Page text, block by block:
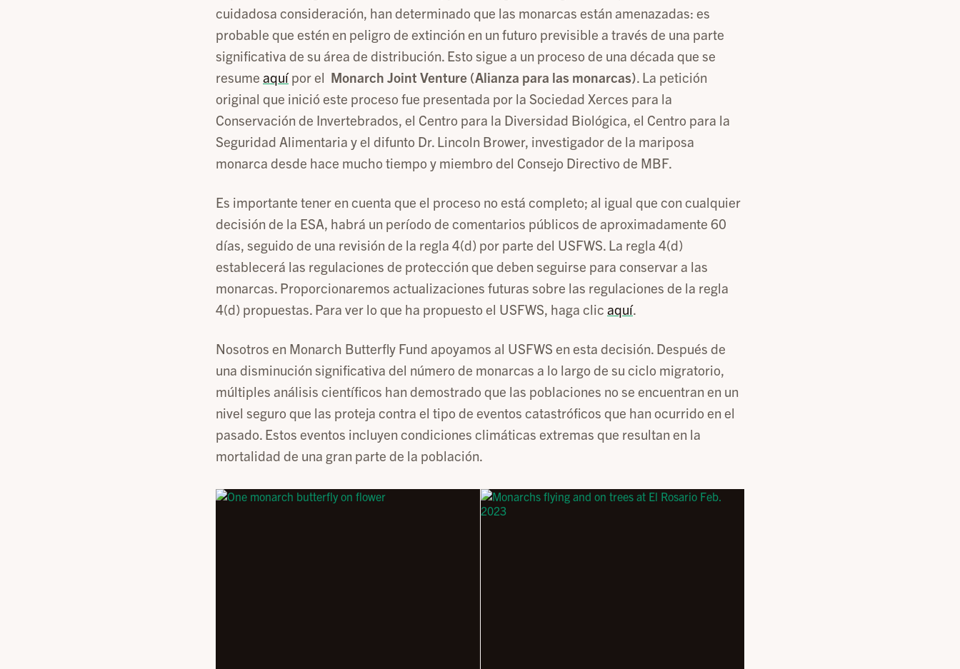
cuidadosa consideración, han determinado que las monarcas están amenazadas: es
probable que estén en peligro de extinción en un futuro previsible a través de una parte
significativa de su área de distribución. Esto sigue a un proceso de una década que se
resume aquípor el Monarch Joint Venture (Alianza para las monarcas). La petición
original que inició este proceso fue presentada por la Sociedad Xerces para la
Conservación de Invertebrados, el Centro para la Diversidad Biológica, el Centro para la
Seguridad Alimentaria y el difunto Dr. Lincoln Brower, investigador de la mariposa
monarca desde hace mucho tiempo y miembro del Consejo Directivo de MBF.
Es importante tener en cuenta que el proceso no está completo; al igual que con cualquier
decisión de la ESA, habrá un período de comentarios públicos de aproximadamente 60
días, seguido de una revisión de la regla 4(d) por parte del USFWS. La regla 4(d)
establecerá las regulaciones de protección que deben seguirse para conservar a las
monarcas. Proporcionaremos actualizaciones futuras sobre las regulaciones de la regla
4(d) propuestas. Para ver lo que ha propuesto el USFWS, haga clic aquí.
Nosotros en Monarch Butterfly Fund apoyamos al USFWS en esta decisión. Después de
una disminución significativa del número de monarcas a lo largo de su ciclo migratorio,
múltiples análisis científicos han demostrado que las poblaciones no se encuentran en un
nivel seguro que las proteja contra el tipo de eventos catastróficos que han ocurrido en el
pasado. Estos eventos incluyen condiciones climáticas extremas que resultan en la
mortalidad de una gran parte de la población.